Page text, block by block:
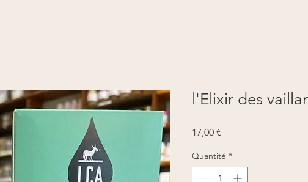
l'Elixir des
17,00 €
Quantité *